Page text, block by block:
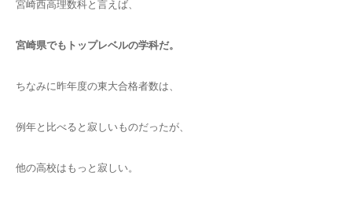
宮崎西高理数科と言えば、
宮崎県でもトップレベルの学科だ。
ちなみに昨年度の東大合格者数は、
例年と比べると寂しいものだったが、
他の高校はもっと寂しい。